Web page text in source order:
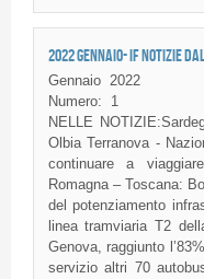
2022 GENNAIO- IF NOTIZIE
Gennaio 2022
Numero:
1
NELLE
Olbia Terranova -
continuare a
Romagna – Toscana:
del potenziamento
linea tramviaria T2
Genova, raggiunto
servizio altri 70